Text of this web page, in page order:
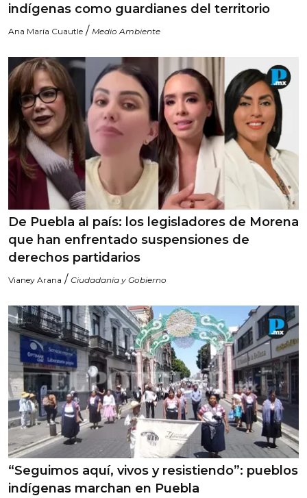
indígenas como guardianes del territorio
Ana María Cuautle / Medio Ambiente
De Puebla al país: los legisladores de Morena
que han enfrentado suspensiones de
derechos partidarios
Vianey Arana / Ciudadanía y Gobierno
“Seguimos aquí, vivos y resistiendo”: pueblos
indígenas marchan en Puebla